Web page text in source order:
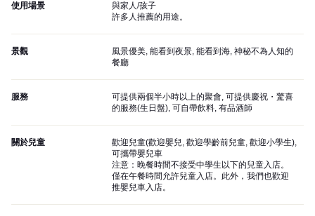
使用場景
與家人/孩子
許多人推薦的用途。
景觀
風景優美, 能看到夜景, 能看到海, 神秘不為人知的
餐廳
服務
可提供兩個半小時以上的聚會, 可提供慶祝・驚喜
的服務(生日盤), 可自帶飲料, 有品酒師
關於兒童
歡迎兒童(歡迎嬰兒, 歡迎學齡前兒童, 歡迎小學生),
可攜帶嬰兒車
注意：晚餐時間不接受中學生以下的兒童入店。
僅在午餐時間允許兒童入店。此外，我們也歡迎
推嬰兒車入店。